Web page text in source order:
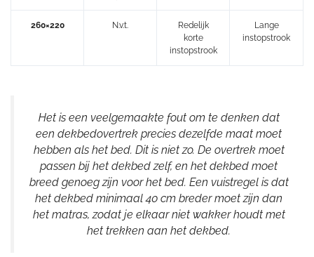
260×220 N.v.t.
Redelijk
korte
instopstrook
Lange
instopstrook
Het is een veelgemaakte fout om te denken dat
een dekbedovertrek precies dezelfde maat moet
hebben als het bed. Dit is niet zo. De overtrek moet
passen bij het dekbed zelf, en het dekbed moet
breed genoeg zijn voor het bed. Een vuistregel is dat
het dekbed minimaal 40 cm breder moet zijn dan
het matras, zodat je elkaar niet wakker houdt met
het trekken aan het dekbed.